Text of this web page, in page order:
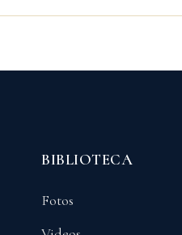
BIBLIOTECA
Fotos